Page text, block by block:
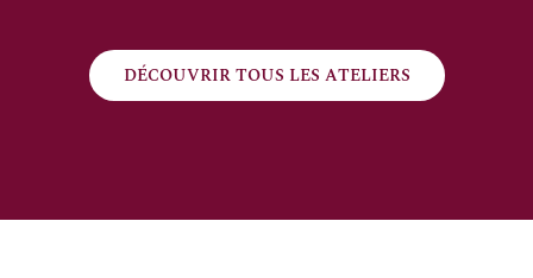
DÉCOUVRIR TOUS LES ATELIERS